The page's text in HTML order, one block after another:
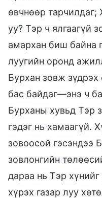
өвчнөөр тарчилдаг;
уу? Тэр ч ялгаагүй
амархан биш байна
луугийн оронд
Бурхан зовж зүдрэх
бас байдаг—энэ ч
Бурханы хувьд Тэр
гэдэг нь хамаагүй.
зовоосой гэсэндээ
зовлонгийн
дараа нь Тэр хүнийг
хүрэх газар луу